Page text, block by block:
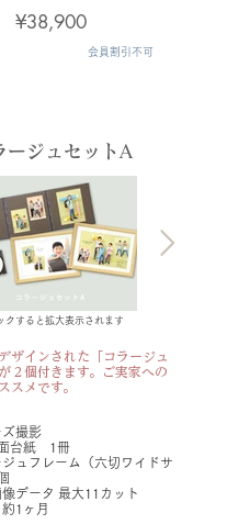
¥38,900
会員割引不可
ージュセットA
クすると拡大表示されます
ザインされた「コラージュ
２個付きます。ご実家への
スメです。
ズ撮影
面台紙 1冊
ジュフレーム（六切ワイドサ
像データ 最大11カット
約1ヶ月